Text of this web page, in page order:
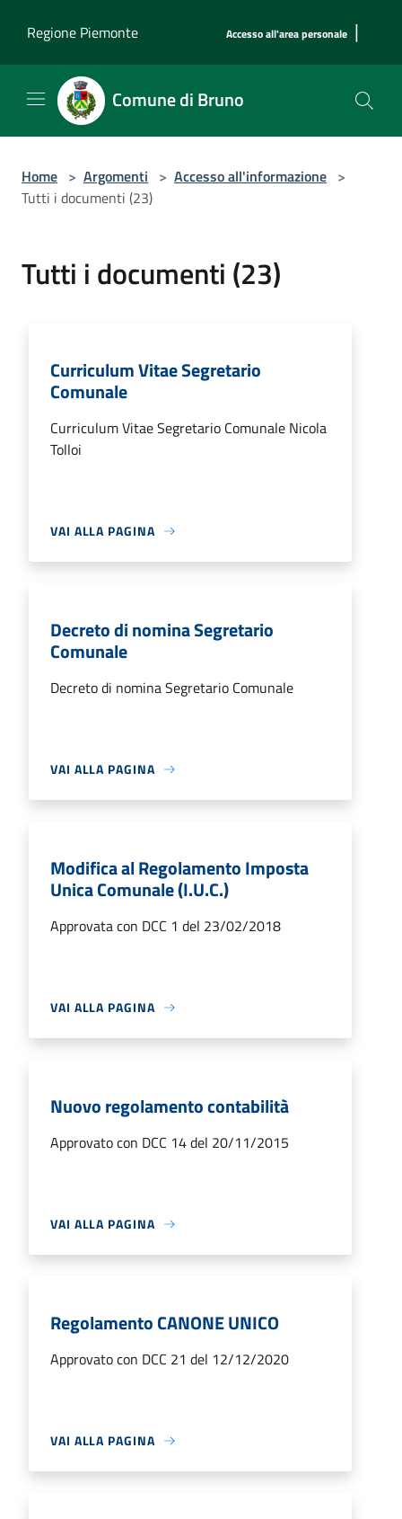
Regione Piemonte
Accesso all'area personale |
Comune di Bruno
Home > Argomenti > Accesso all'informazione >
Tutti i documenti (23)
Tutti i documenti (23)
Curriculum Vitae Segretario
Comunale
Curriculum Vitae Segretario Comunale Nicola
Tolloi
VAI ALLA PAGINA
Decreto di nomina Segretario
Comunale
Decreto di nomina Segretario Comunale
VAI ALLA PAGINA
Modifica al Regolamento Imposta
Unica Comunale (I.U.C.)
Approvata con DCC 1 del 23/02/2018
VAI ALLA PAGINA
Nuovo regolamento contabilità
Approvato con DCC 14 del 20/11/2015
VAI ALLA PAGINA
Regolamento CANONE UNICO
Approvato con DCC 21 del 12/12/2020
VAI ALLA PAGINA